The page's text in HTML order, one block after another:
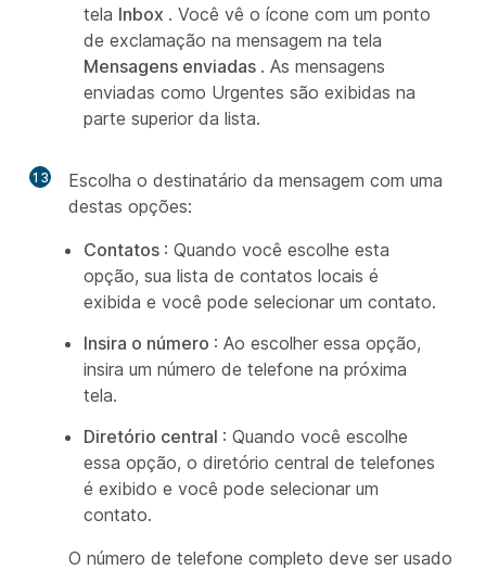
tela Inbox . Você vê o ícone com um ponto
de exclamação na mensagem na tela
Mensagens enviadas . As mensagens
enviadas como Urgentes são exibidas na
parte superior da lista.
13
Escolha o destinatário da mensagem com uma
destas opções:
Contatos : Quando você escolhe esta
opção, sua lista de contatos locais é
exibida e você pode selecionar um contato.
Insira o número : Ao escolher essa opção,
insira um número de telefone na próxima
tela.
Diretório central : Quando você escolhe
essa opção, o diretório central de telefones
é exibido e você pode selecionar um
contato.
O número de telefone completo deve ser usado